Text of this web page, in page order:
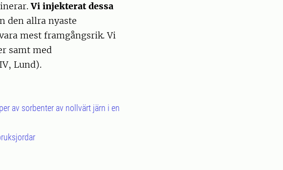
Vi injekterat dessa
den allra nyaste
mest framgångsrik. Vi
samt med
Lund).
av sorbenter av nollvärt järn i en